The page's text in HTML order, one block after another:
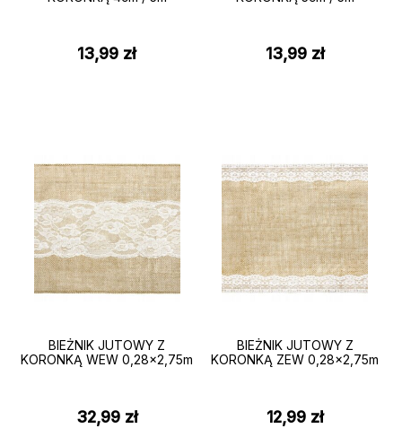
13,99 zł 13,99 zł
BIEŻNIK JUTOWY Z
KORONKĄ WEW 0,28×2,75m
32,99 zł
BIEŻNIK JUTOWY Z
KORONKĄ ZEW 0,28×2,75m
12,99 zł